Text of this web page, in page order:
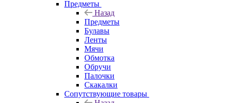
Предметы
Назад
Предметы
Булавы
Ленты
Мячи
Обмотка
Обручи
Палочки
Скакалки
Сопутствующие товары